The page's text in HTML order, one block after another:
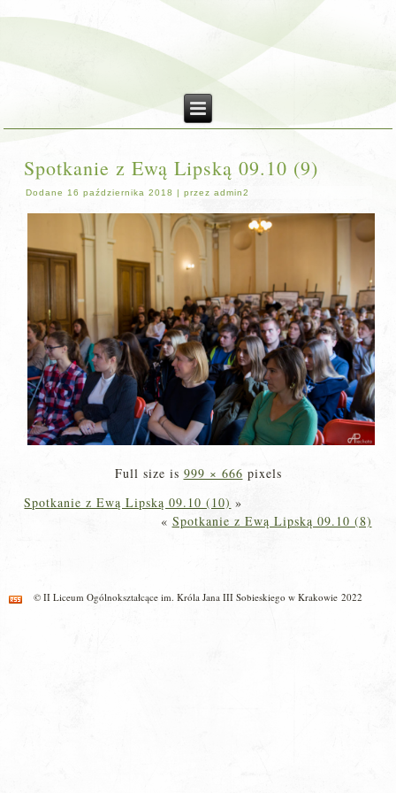
Spotkanie z Ewą Lipską 09.10 (9)
Dodane 16 października 2018 |przez admin2
Full size is 999 × 666 pixels
Spotkanie z Ewą Lipską 09.10 (10) »
« Spotkanie z Ewą Lipską 09.10 (8)
© II Liceum Ogólnokształcące im. Króla Jana III Sobieskiego w Krakowie 2022